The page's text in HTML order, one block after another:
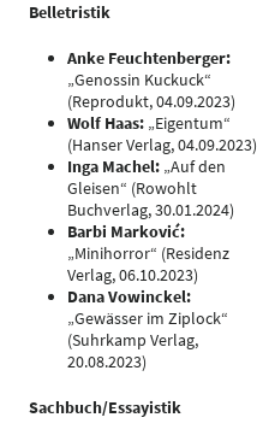
Belletristik
Anke Feuchtenberger:
„Genossin Kuckuck“
(Reprodukt, 04.09.2023)
Wolf Haas: „Eigentum“
(Hanser Verlag, 04.09.2023)
Inga Machel: „Auf den
Gleisen“ (Rowohlt
Buchverlag, 30.01.2024)
Barbi Marković:
„Minihorror“ (Residenz
Verlag, 06.10.2023)
Dana Vowinckel:
„Gewässer im Ziplock“
(Suhrkamp Verlag,
20.08.2023)
Sachbuch/Essayistik